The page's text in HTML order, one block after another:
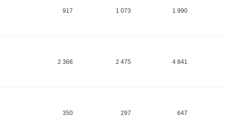
917 1 073 1 990
2 366 2 475 4 841
350 297 647